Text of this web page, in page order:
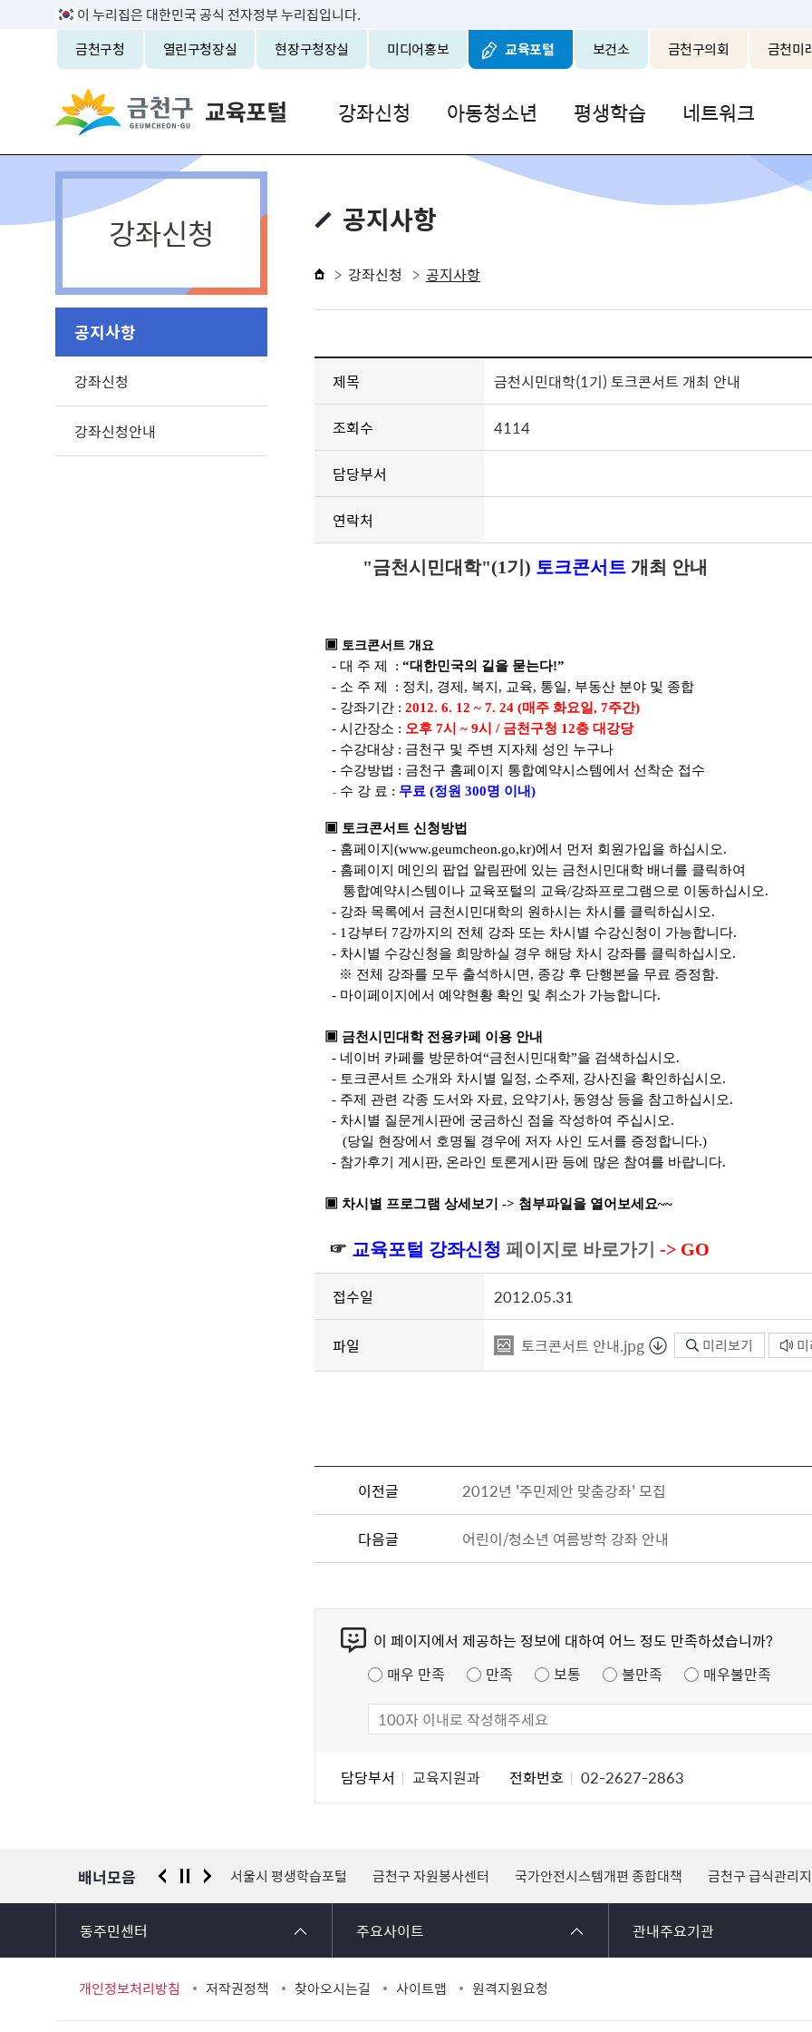
이 누리집은 대한민국 공식 전자정부 누리집입니다.
금천구청
열린구청장실 현장구청장실 미디어홍보 교육포털 보건소 금천구의회 금천미
강좌신청 아동청소년 평생학습 네트워크
강좌신청
공지사항
강좌신청
강좌신청안내
공지사항
강좌신청 공지사항
제목 금천시민대학(1기) 토크콘서트 개최 안내
조회수 4114
담당부서
연락처
"금천시민대학"(1기) 토크콘서트 개최 안내
▣ 토크콘서트 개요
- 대 주 제 : “대한민국의 길을 묻는다!”
- 소 주 제 : 정치, 경제, 복지, 교육, 통일, 부동산 분야 및 종합
- 강좌기간 : 2012. 6. 12 ~ 7. 24 (매주 화요일, 7주간)
- 시간장소 : 오후 7시 ~ 9시 / 금천구청 12층 대강당
- 수강대상 : 금천구 및 주변 지자체 성인 누구나
- 수강방법 : 금천구 홈페이지 통합예약시스템에서 선착순 접수
- 수 강 료 : 무료 (정원 300명 이내)
▣ 토크콘서트 신청방법
- 홈페이지(www.geumcheon.go,kr)에서 먼저 회원가입을 하십시오.
- 홈페이지 메인의 팝업 알림판에 있는 금천시민대학 배너를 클릭하여
통합예약시스템이나 교육포털의 교육/강좌프로그램으로 이동하십시오.
- 강좌 목록에서 금천시민대학의 원하시는 차시를 클릭하십시오.
- 1강부터 7강까지의 전체 강좌 또는 차시별 수강신청이 가능합니다.
- 차시별 수강신청을 희망하실 경우 해당 차시 강좌를 클릭하십시오.
※ 전체 강좌를 모두 출석하시면, 종강 후 단행본을 무료 증정함.
- 마이페이지에서 예약현황 확인 및 취소가 가능합니다.
▣ 금천시민대학 전용카페 이용 안내
- 네이버 카페를 방문하여“금천시민대학”을 검색하십시오.
- 토크콘서트 소개와 차시별 일정, 소주제, 강사진을 확인하십시오.
- 주제 관련 각종 도서와 자료, 요약기사, 동영상 등을 참고하십시오.
- 차시별 질문게시판에 궁금하신 점을 작성하여 주십시오.
(당일 현장에서 호명될 경우에 저자 사인 도서를 증정합니다.)
- 참가후기 게시판, 온라인 토론게시판 등에 많은 참여를 바랍니다.
▣ 차시별 프로그램 상세보기 -> 첨부파일을 열어보세요~~
☞ 교육포털 강좌신청 페이지로 바로가기 -> GO
접수일 2012.05.31
파일 토크콘서트 안내.jpg 미리보기
이전글 2012년 '주민제안 맞춤강좌' 모집
다음글 어린이/청소년 여름방학 강좌 안내
이 페이지에서 제공하는 정보에 대하여 어느 정도 만족하셨습니까?
매우 만족
만족 보통 불만족 매우불만족
담당부서 교육지원과 전화번호 02-2627-2863
배너모음
경찰청 유실물 통합포털 서울시 평생학습포털 금천구 자원봉사센터 국가안전시스템개편 종합대책 금천구 급식관리
동주민센터 주요사이트 관내주요기관
개인정보처리방침 저작권정책 찾아오시는길 사이트맵 원격지원요청